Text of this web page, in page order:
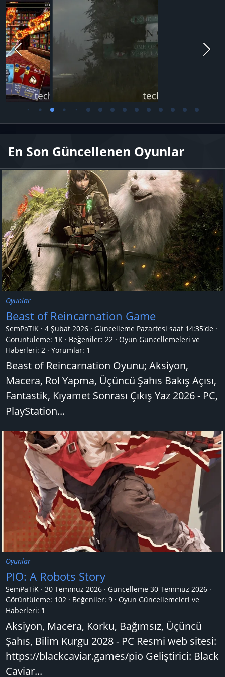
En Son Güncellenen Oyunlar
Oyunlar
Beast of Reincarnation Game
SemPaTiK 4 Şubat 2026 Güncelleme Pazartesi saat 14:35'de
Görüntüleme: 1K
Beğeniler: 22
Oyun Güncellemeleri ve
Haberleri: 2 Yorumlar: 1
Beast of Reincarnation Oyunu; Aksiyon,
Macera, Rol Yapma, Üçüncü Şahıs Bakış Açısı,
Fantastik, Kıyamet Sonrası Çıkış Yaz 2026 - PC,
PlayStation...
Oyunlar
PIO: A Robots Story
SemPaTiK 30 Temmuz 2026 Güncelleme 30 Temmuz 2026
Görüntüleme: 102
Beğeniler: 9
Oyun Güncellemeleri ve
Haberleri: 1
Aksiyon, Macera, Korku, Bağımsız, Üçüncü
Şahıs, Bilim Kurgu 2028 - PC Resmi web sitesi:
https://blackcaviar.games/pio Geliştirici: Black
Caviar...